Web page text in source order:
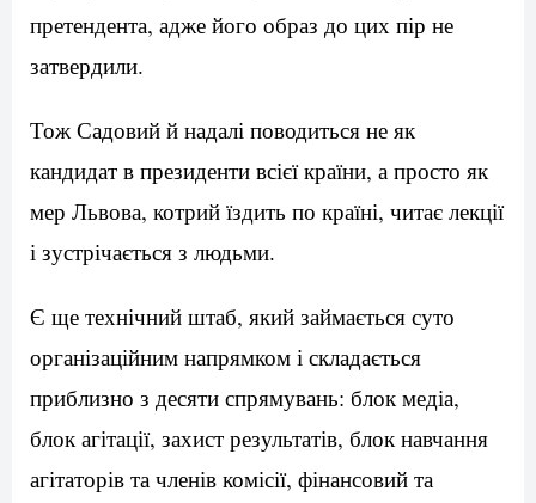
претендента, адже його образ до цих пір не
затвердили.
Тож Садовий й надалі поводиться не як
кандидат в президенти всієї країни, а просто як
мер Львова, котрий їздить по країні, читає лекції
і зустрічається з людьми.
Є ще технічний штаб, який займається суто
організаційним напрямком і складається
приблизно з десяти спрямувань: блок медіа,
блок агітації, захист результатів, блок навчання
агітаторів та членів комісії, фінансовий та